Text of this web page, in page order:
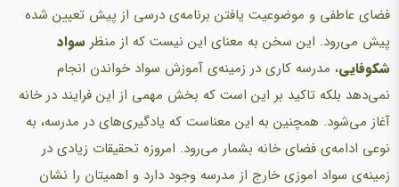
فضای عاطفی و موضوعیت یافتن برنامه‌ی درسی از پیش تعیین شده
پیش می‌رود. این سخن به معنای این نیست که از منظر سواد
شکوفایی، مدرسه کاری در زمینه‌ی آموزش سواد خواندن انجام
نمی‌دهد بلکه تاکید بر این است که بخش مهمی از این فرایند در خانه
آغاز می‌شود. همچنین به این معناست که یادگیری‌های در مدرسه، به
نوعی ادامه‌ی فضای خانه بشمار می‌رود. امروزه تحقیقات زیادی در
زمینه‌ی سواد اموزی خارج از مدرسه وجود دارد و اهمیتان را نشان